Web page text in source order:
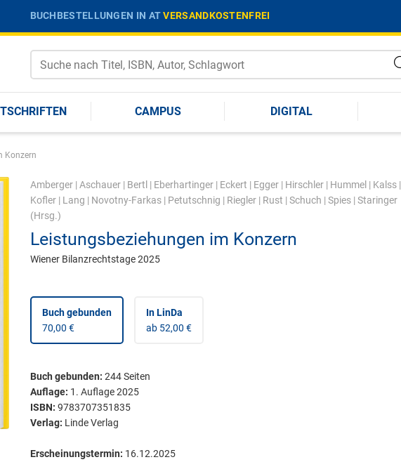
BUCHBESTELLUNGEN IN ATVERSANDKOSTENFREI
CAMPUS DIGITAL
Konzern
Amberger| Aschauer| Bertl | Eberhartinger| Eckert | Egger| Hirschler| Hummel | Kalss|
Kofler| Lang | Novotny-Farkas| Petutschnig | Riegler| Rust | Schuch | Spies| Staringer
(Hrsg.)
Leistungsbeziehungen im Konzern
Wiener Bilanzrechtstage 2025
Buch gebunden
70,00 €
In LinDa
ab 52,00 €
Buch gebunden: 244Seiten
Auflage: 1. Auflage 2025
ISBN: 9783707351835
Verlag: Linde Verlag
Erscheinungstermin: 16.12.2025